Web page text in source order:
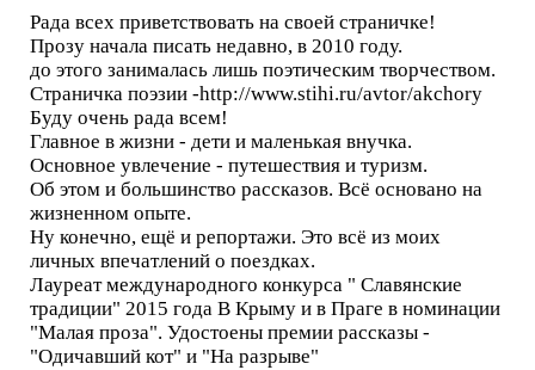
Рада всех приветствовать на своей страничке!
Прозу начала писать недавно, в 2010 году.
до этого занималась лишь поэтическим творчеством.
Страничка поэзии -http://www.stihi.ru/avtor/akchory
Буду очень рада всем!
Главное в жизни - дети и маленькая внучка.
Основное увлечение - путешествия и туризм.
Об этом и большинство рассказов. Всё основано на
жизненном опыте.
Ну конечно, ещё и репортажи. Это всё из моих
личных впечатлений о поездках.
Лауреат международного конкурса " Славянские
традиции" 2015 года В Крыму и в Праге в номинации
"Малая проза". Удостоены премии рассказы -
"Одичавший кот" и "На разрыве"